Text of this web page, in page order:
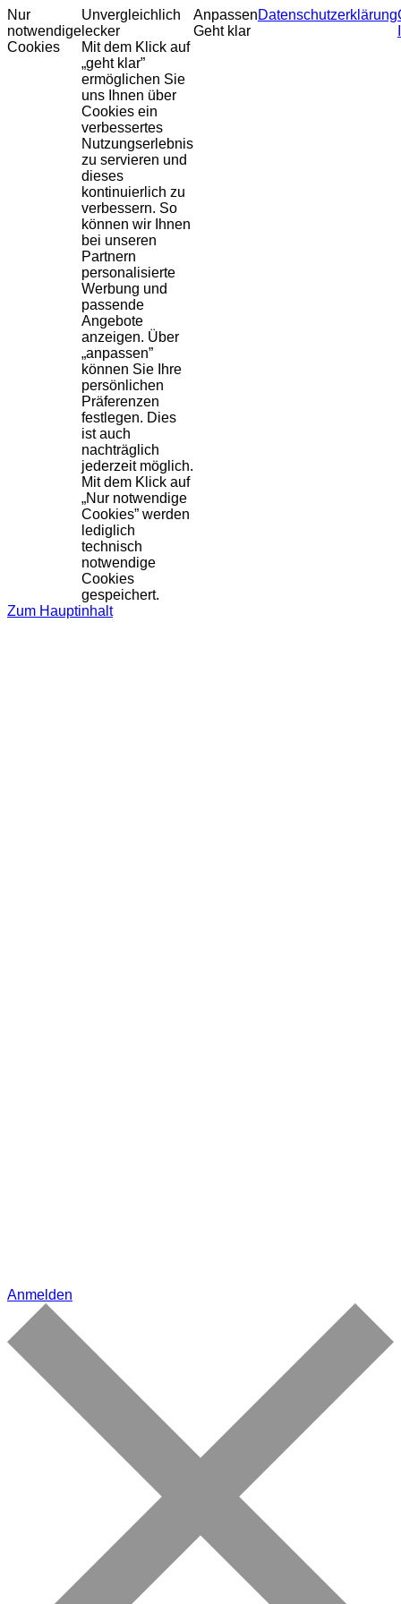
Nur
notwendige
Cookies
Unvergleichlich
lecker
Mit dem Klick auf
„geht klar”
ermöglichen Sie
uns Ihnen über
Cookies ein
verbessertes
Nutzungserlebnis
zu servieren und
dieses
kontinuierlich zu
verbessern. So
können wir Ihnen
bei unseren
Partnern
personalisierte
Werbung und
passende
Angebote
anzeigen. Über
„anpassen”
können Sie Ihre
persönlichen
Präferenzen
festlegen. Dies
ist auch
nachträglich
jederzeit möglich.
Mit dem Klick auf
„Nur notwendige
Cookies” werden
lediglich
technisch
notwendige
Cookies
gespeichert.
Anpassen
Geht klar
Datenschutzerklärung
Zum Hauptinhalt
Anmelden